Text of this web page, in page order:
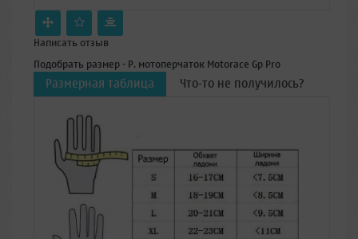
Написать отзыв
Подобрать размер - Р. мотоперчаток Motorace Gp Pro
Размерная таблица Что-то не получилось?